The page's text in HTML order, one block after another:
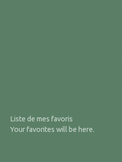
Liste de mes favoris
Your favorites will be here.